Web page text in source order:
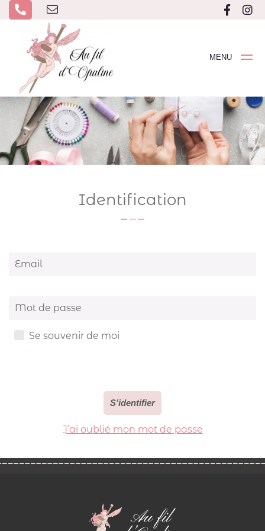
MENU
Identification
Email
Mot de passe
Se souvenir de moi
S’identifier
J’ai oublié mon mot de passe